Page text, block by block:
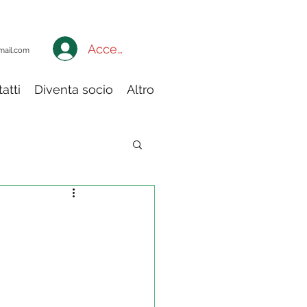
Accedi a My Adiconsum
Diventa socio Altro